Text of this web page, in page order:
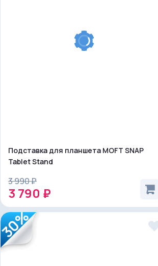
Подставка для планшета MOFT SNAP
Tablet Stand
3 990 ₽
3 790 ₽
30%